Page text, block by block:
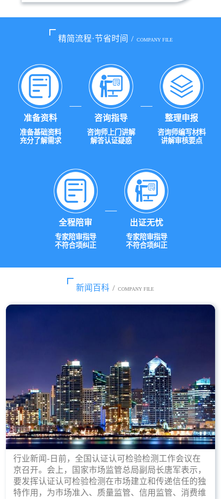
精简流程·节省时间 / COMPANY FILE
准备资料
准备基础资料
充分了解需求
咨询指导
咨询师上门讲解
解答认证疑惑
整理申报
咨询师编写材料
讲解审核要点
全程陪审
专家陪审指导
不符合项纠正
出证无忧
专家陪审指导
不符合项纠正
新闻百科 / COMPANY FILE
行业新闻-日前，全国认证认可检验检测工作会议在
京召开。会上，国家市场监管总局副局长唐军表示，
要发挥认证认可检验检测在市场建立和传递信任的独
特作用，为市场准入、质量监管、信用监管、消费维